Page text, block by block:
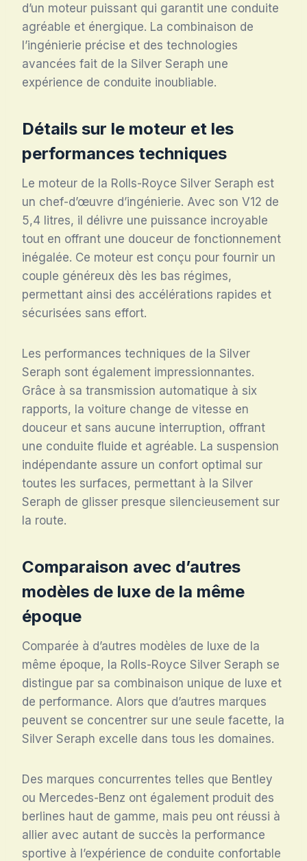
d’un moteur puissant qui garantit une conduite
agréable et énergique. La combinaison de
l’ingénierie précise et des technologies
avancées fait de la Silver Seraph une
expérience de conduite inoubliable.
Détails sur le moteur et les
performances techniques
Le moteur de la Rolls-Royce Silver Seraph est
un chef-d’œuvre d’ingénierie. Avec son V12 de
5,4 litres, il délivre une puissance incroyable
tout en offrant une douceur de fonctionnement
inégalée. Ce moteur est conçu pour fournir un
couple généreux dès les bas régimes,
permettant ainsi des accélérations rapides et
sécurisées sans effort.
Les performances techniques de la Silver
Seraph sont également impressionnantes.
Grâce à sa transmission automatique à six
rapports, la voiture change de vitesse en
douceur et sans aucune interruption, offrant
une conduite fluide et agréable. La suspension
indépendante assure un confort optimal sur
toutes les surfaces, permettant à la Silver
Seraph de glisser presque silencieusement sur
la route.
Comparaison avec d’autres
modèles de luxe de la même
époque
Comparée à d’autres modèles de luxe de la
même époque, la Rolls-Royce Silver Seraph se
distingue par sa combinaison unique de luxe et
de performance. Alors que d’autres marques
peuvent se concentrer sur une seule facette, la
Silver Seraph excelle dans tous les domaines.
Des marques concurrentes telles que Bentley
ou Mercedes-Benz ont également produit des
berlines haut de gamme, mais peu ont réussi à
allier avec autant de succès la performance
sportive à l’expérience de conduite confortable